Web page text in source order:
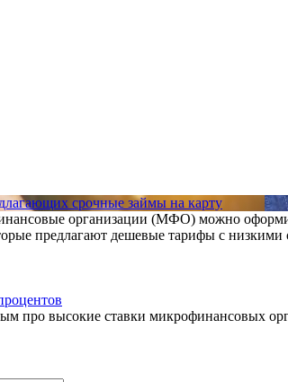
срочные займы на карту
организации (МФО) можно
предлагают дешевые тарифы с низкими
про высокие ставки микрофинансовых